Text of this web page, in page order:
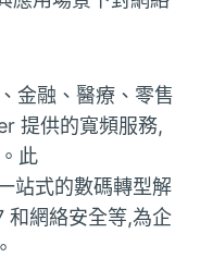
金融、醫療、零售
提供的寬頻服務,
此
站式的數碼轉型解
和網絡安全等,為企